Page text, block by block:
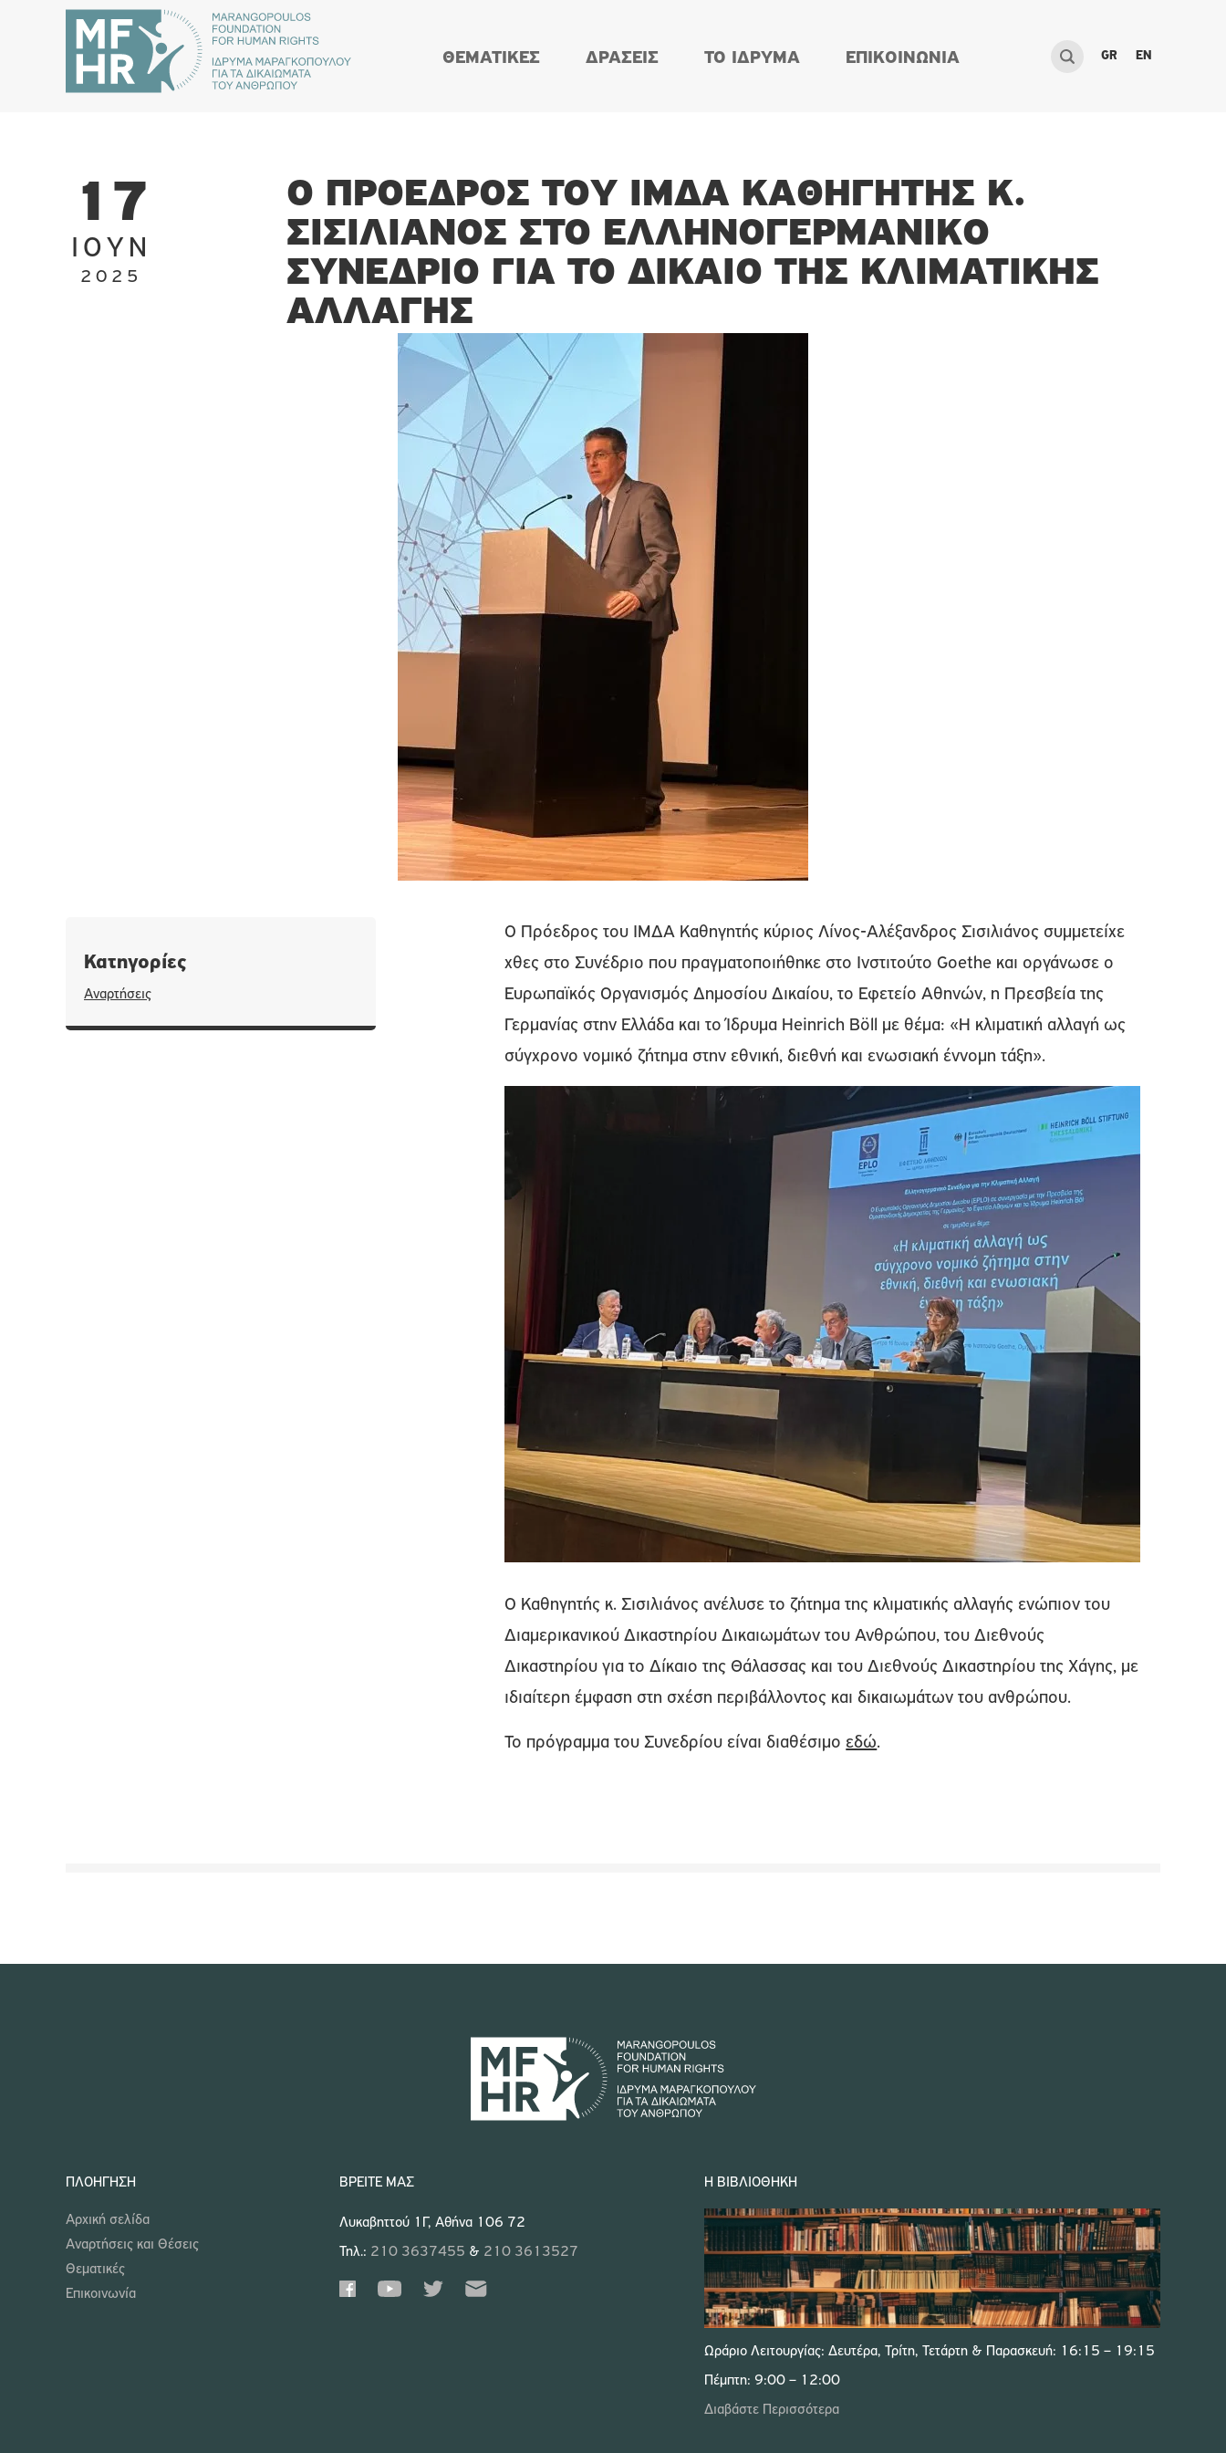
ΘΕΜΑΤΙΚΕΣ ΔΡΑΣΕΙΣ ΤΟ ΙΔΡΥΜΑ ΕΠΙΚΟΙΝΩΝΙΑ GR EN
17
ΙΟΎΝ
2025
Ο ΠΡΌΕΔΡΟΣ ΤΟΥ ΙΜΔΑ ΚΑΘΗΓΗΤΉΣ Κ.
ΣΙΣΙΛΙΆΝΟΣ ΣΤΟ ΕΛΛΗΝΟΓΕΡΜΑΝΙΚΌ
ΣΥΝΈΔΡΙΟ ΓΙΑ ΤΟ ΔΊΚΑΙΟ ΤΗΣ ΚΛΙΜΑΤΙΚΉΣ
ΑΛΛΑΓΉΣ
Κατηγορίες
Αναρτήσεις
O Πρόεδρος του ΙΜΔΑ Καθηγητής κύριος Λίνος-Αλέξανδρος Σισιλιάνος συμμετείχε
χθες στο Συνέδριο που πραγματοποιήθηκε στο Ινστιτούτο Goethe και οργάνωσε ο
Ευρωπαϊκός Οργανισμός Δημοσίου Δικαίου, το Εφετείο Αθηνών, η Πρεσβεία της
Γερμανίας στην Ελλάδα και το Ίδρυμα Heinrich Böll με θέμα: «Η κλιματική αλλαγή ως
σύγχρονο νομικό ζήτημα στην εθνική, διεθνή και ενωσιακή έννομη τάξη».
Ο Καθηγητής κ. Σισιλιάνος ανέλυσε το ζήτημα της κλιματικής αλλαγής ενώπιον του
Διαμερικανικού Δικαστηρίου Δικαιωμάτων του Ανθρώπου, του Διεθνούς
Δικαστηρίου για το Δίκαιο της Θάλασσας και του Διεθνούς Δικαστηρίου της Χάγης, με
ιδιαίτερη έμφαση στη σχέση περιβάλλοντος και δικαιωμάτων του ανθρώπου.
Το πρόγραμμα του Συνεδρίου είναι διαθέσιμο εδώ.
ΠΛΟΉΓΗΣΗ
Αρχική σελίδα
Αναρτήσεις και Θέσεις
Θεματικές
Επικοινωνία
ΒΡΕΊΤΕ ΜΑΣ
Λυκαβηττού 1Γ, Αθήνα 106 72
Τηλ.: 210 3637455 & 210 3613527
Η ΒΙΒΛΙΟΘΉΚΗ
Ωράριο Λειτουργίας: Δευτέρα, Τρίτη, Τετάρτη & Παρασκευή: 16:15 – 19:15
Πέμπτη: 9:00 – 12:00
Διαβάστε Περισσότερα